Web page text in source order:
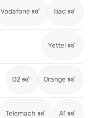
Vodafone Iliad
Yettel
O2 Orange
Telemach A1